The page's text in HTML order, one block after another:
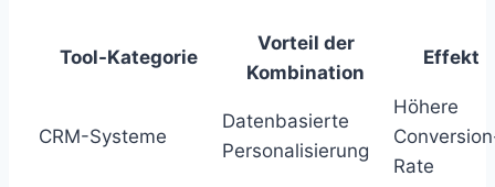
Tool-Kategorie
Vorteil der
Kombination
Effekt
CRM-Systeme
Datenbasierte
Personalisierung
Höhere
Rate